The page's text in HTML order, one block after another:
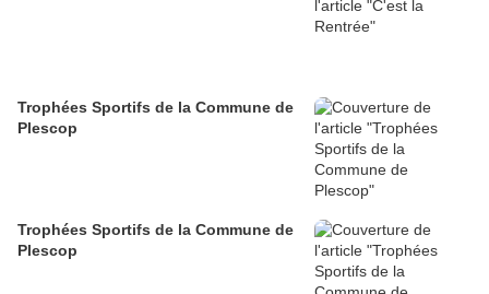
Trophées Sportifs de la Commune de
Plescop
Trophées Sportifs de la Commune de
Plescop